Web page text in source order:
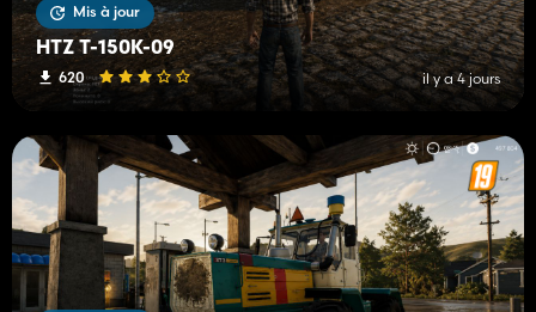
Mis à jour
HTZ T-150K-09
620 il y a 4 jours